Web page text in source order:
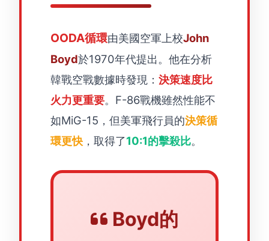
OODA循環由美國空軍上校John
Boyd於1970年代提出。他在分析
韓戰空戰數據時發現： 決策速度比
火力更重要。F-86戰機雖然性能不
如MiG-15，但美軍飛行員的決策循
環更快 ，取得了10:1的擊殺比。
Boyd的